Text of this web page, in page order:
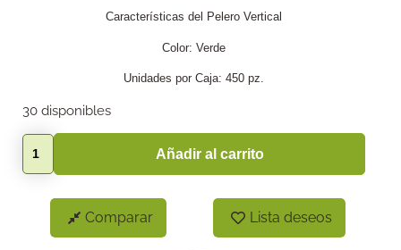
Características del Pelero Vertical
Color: Verde
Unidades por Caja: 450 pz.
30 disponibles
Añadir al carrito
Comparar Lista deseos